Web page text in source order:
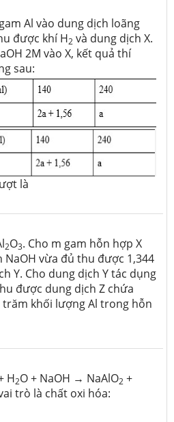
Al vào dung dịch loãng
được khí H2 và dung dịch X.
2M vào X, kết quả thí
sau:
là
2O3. Cho m gam hỗn hợp X
vừa đủ thu được 1,344
Y. Cho dung dịch Y tác dụng
được dung dịch Z chứa
trăm khối lượng Al trong hỗn
H2O + NaOH → NaAlO2 +
trò là chất oxi hóa: